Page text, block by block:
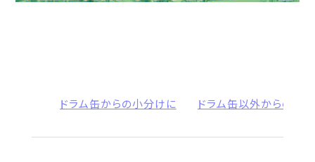
PP
ドラム缶からの小分けに ドラム缶以外からの小